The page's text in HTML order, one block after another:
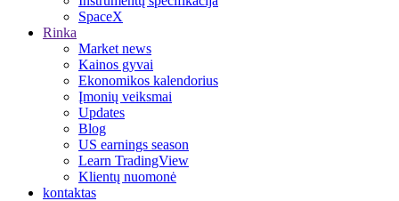
SpaceX
Rinka
Market news
Kainos gyvai
Ekonomikos kalendorius
Įmonių veiksmai
Updates
Blog
US earnings season
Learn TradingView
Klientų nuomonė
kontaktas